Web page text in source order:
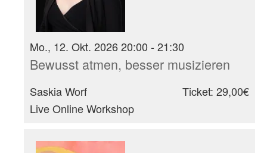
Mo., 12. Okt. 2026 20:00 - 21:30
Bewusst atmen, besser musizieren
Saskia Worf
Live Online Workshop
Ticket: 29,00€